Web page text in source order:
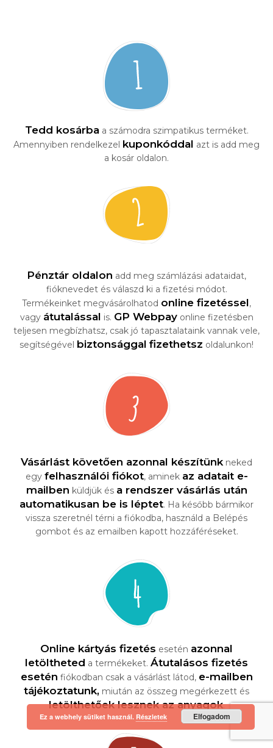
Tedd kosárbaa számodra szimpatikus terméket.
Amennyiben rendelkezel kuponkóddal azt is add meg
a kosár oldalon.
Pénztár oldalon add meg számlázási adataidat,
fióknevedet és válaszd ki a fizetési módot.
Termékeinket megvásárolhatod online fizetéssel,
vagy átutalással is. GP Webpayonline fizetésben
teljesen megbízhatsz, csak jó tapasztalataink vannak vele,
segítségével biztonsággal fizethetsz oldalunkon!
Vásárlást követően azonnal készítünkneked
egy felhasználói fiókot, aminek az adatait e-
mailben küldjük és a rendszer vásárlás után
automatikusan be is léptet. Ha később bármikor
vissza szeretnél térni a fiókodba, használd a Belépés
gombot és az emailben kapott hozzáféréseket.
Online kártyás fizetés esetén azonnal
letöltheted a termékeket. Átutalásos fizetés
esetén fiókodban csak a vásárlást látod, e-mailben
tájékoztatunk, miután az összeg megérkezett és
letölthetőek lesznek az anyagok.
Ez a webhely sütiket használ. Részletek Elfogadom